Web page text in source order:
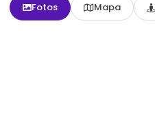
Fotos Mapa